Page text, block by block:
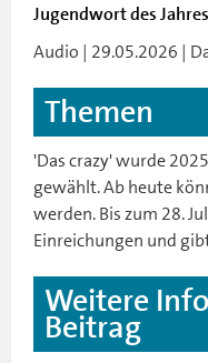
Jugendwort des
Audio | 29.05.2026 |
Themen
'Das crazy' wurde
gewählt. Ab heute
werden. Bis zum 28.
Einreichungen und
Weitere
Beitrag